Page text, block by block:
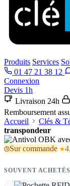
Produits Services
01 47 21 38 12
Connexion
Devis 1h
Livraison 24h
Remboursement
Accueil
Clés &
transpondeur
Sur commande
SOUVENT